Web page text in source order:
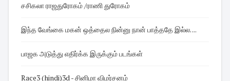
சசிகலா ராஜதுரோகம் /ராணி துரோகம்
இந்த வேங்கை மகன் ஒத்தைல நின்னு நான் பாத்ததே இல்ல. ...
பாஜக அடுத்து எதிர்க்க இருக்கும் படங்கள்
Race3 (hindi)3d - சினிமா விமர்சனம்